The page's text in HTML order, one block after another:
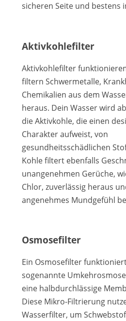
sicheren Seite und bestens
Aktivkohlefilter
Aktivkohlefilter
filtern Schwermetalle,
Chemikalien aus dem
heraus. Dein Wasser wird
die Aktivkohle, die einen
Charakter aufweist, von
gesundheitsschädlichen
Kohle filtert ebenfalls
unangenehmen Gerüche,
Chlor, zuverlässig heraus
angenehmes Mundgefühl
Osmosefilter
Ein Osmosefilter
sogenannte
eine halbdurchlässige
Diese Mikro-Filtrierung
Wasserfilter, um